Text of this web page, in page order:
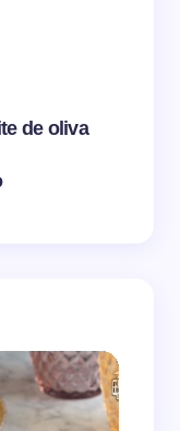
de oliva